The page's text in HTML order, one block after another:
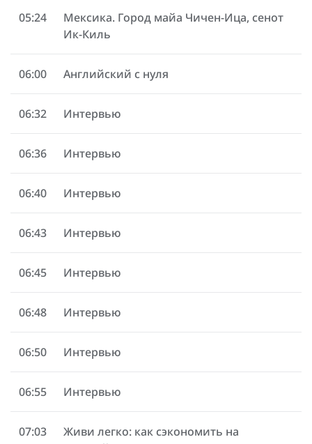
05:24
Мексика. Город майа Чичен-Ица, сенот
Ик-Киль
06:00 Английский с нуля
06:32 Интервью
06:36 Интервью
06:40 Интервью
06:43 Интервью
06:45 Интервью
06:48 Интервью
06:50 Интервью
06:55 Интервью
07:03
Живи легко: как сэкономить на